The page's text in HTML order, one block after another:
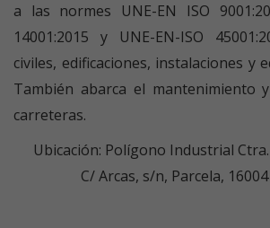
a las normes UNE-EN ISO
14001:2015 y UNE-EN-ISO
civiles, edificaciones, instalaciones y
También abarca el mantenimiento
carreteras.
Ubicación: Polígono Industrial
C/ Arcas, s/n, Parcela,